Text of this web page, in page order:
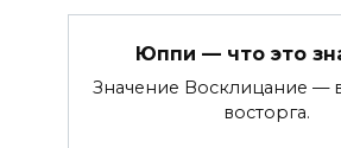
Юппи — что это
Значение Восклицание —
восторга.